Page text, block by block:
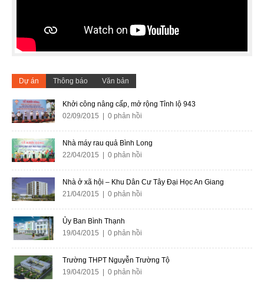
Dự án Thông báo Văn bản
Khởi công nâng cấp, mở rộng Tỉnh lộ 943
02/09/2015 | 0 phản hồi
Nhà máy rau quả Bình Long
22/04/2015 | 0 phản hồi
Nhà ở xã hội – Khu Dân Cư Tây Đại Học An Giang
21/04/2015 | 0 phản hồi
Ủy Ban Bình Thạnh
19/04/2015 | 0 phản hồi
Trường THPT Nguyễn Trường Tộ
19/04/2015 | 0 phản hồi